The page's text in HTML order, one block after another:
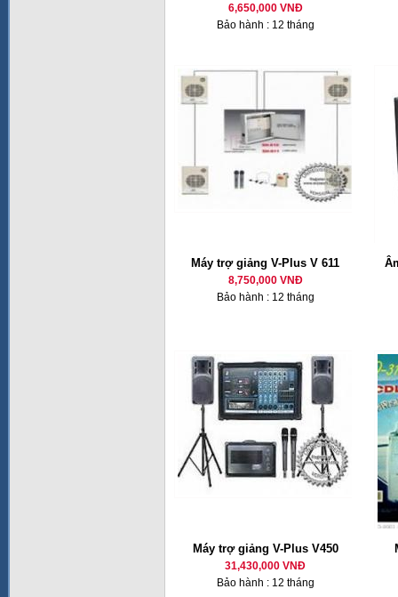
6,650,000 VNĐ
Bảo hành : 12 tháng
Máy trợ giảng V-Plus V 611
8,750,000 VNĐ
Bảo hành : 12 tháng
Máy trợ giảng V-Plus V450
31,430,000 VNĐ
Bảo hành : 12 tháng